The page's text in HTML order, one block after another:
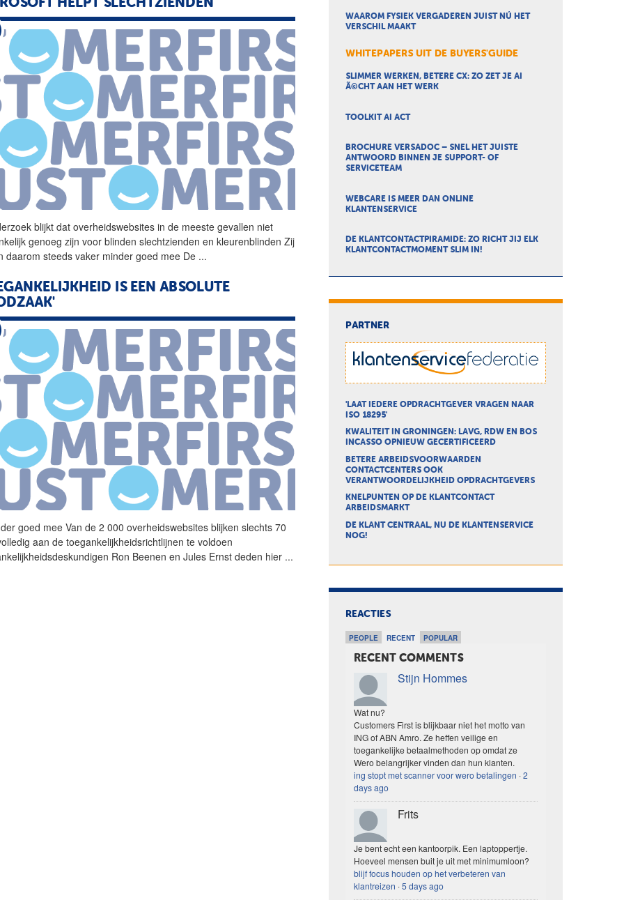
HELPT SLECHTZIENDEN
blijkt datoverheidswebsites in de meeste gevallen niet
genoeg zijn voor blinden slechtzienden en kleurenblinden Zij
daarom steeds vaker minder goed mee De ...
IS EEN ABSOLUTE
goed mee Van de 2 000overheidswebsites blijken slechts 70
aan de toegankelijkheidsrichtlijnen te voldoen
Ron Beenen en Jules Ernst deden hier ...
WAAROM FYSIEK VERGADEREN JUIST NÚ HET
VERSCHIL MAAKT
WHITEPAPERS UIT DE BUYERS'GUIDE
SLIMMER WERKEN, BETERE CX: ZO ZET JE AI
Ã©CHT AAN HET WERK
TOOLKIT AI ACT
BROCHURE VERSADOC – SNEL HET JUISTE
ANTWOORD BINNEN JE SUPPORT- OF
SERVICETEAM
WEBCARE IS MEER DAN ONLINE
KLANTENSERVICE
DE KLANTCONTACTPIRAMIDE: ZO RICHT JIJ ELK
KLANTCONTACTMOMENT SLIM IN!
PARTNER
'LAAT IEDERE OPDRACHTGEVER VRAGEN NAAR
ISO 18295'
KWALITEIT IN GRONINGEN: LAVG, RDW EN BOS
INCASSO OPNIEUW GECERTIFICEERD
BETERE ARBEIDSVOORWAARDEN
CONTACTCENTERS OOK
VERANTWOORDELIJKHEID OPDRACHTGEVERS
KNELPUNTEN OP DE KLANTCONTACT
ARBEIDSMARKT
DE KLANT CENTRAAL, NU DE KLANTENSERVICE
NOG!
REACTIES
PEOPLE RECENT POPULAR
RECENT COMMENTS
Stijn Hommes
Wat nu?
Customers First is blijkbaar niet het motto van
ING of ABN Amro. Ze heffen veilige en
toegankelijke betaalmethoden op omdat ze
Wero belangrijker vinden dan hun klanten.
ing stopt met scanner voor wero betalingen ·2
days ago
Frits
Je bent echt een kantoorpik. Een laptoppertje.
Hoeveel mensen buit je uit met minimumloon?
blijf focus houden op het verbeteren van
klantreizen ·5 days ago